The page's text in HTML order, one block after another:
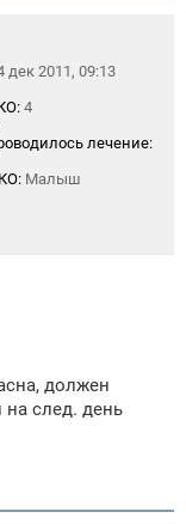
дек 2011, 09:13
4
лечение:
Малыш
должен
на след. день